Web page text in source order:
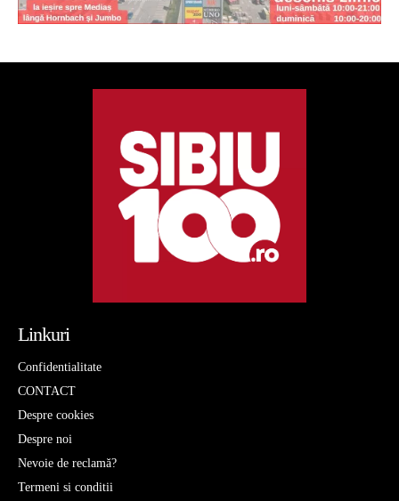
Linkuri
Confidentialitate
CONTACT
Despre cookies
Despre noi
Nevoie de reclamă?
Termeni si conditii